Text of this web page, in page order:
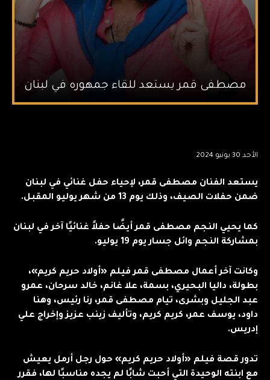
مصطفى قمر يستعد للقاء جمهوره في لبنان
الأحد 30 يونيو 2024
يستعد الفنان مصطفى قمر، لإحياء حفل غنائي في لبنان
ضمن حفلات الصيف، وذلك يوم 13 من شهر يوليو المقبل.
كما يحيي النجم مصطفى قمر أيضًا حفلاً غنائيًا آخر في لبنان
بمشاركة النجم وائل جسار يوم 19 يوليو.
وكانت آخر أعمال مصطفى قمر فيلم «أولاد حريم كريم»،
بطولة، داليا البحيري، بسمة، علا غانم، خالد سرحان، عمرو
عبد الجليل وبشرى، تيام مصطفى قمر، رنا رئيس، وهنا
داود، يوسف عمر، كريم كريم، وتأليف زينب عزيز وإخراج علي
إدريس.
تدور قصة فيلم «أولاد حريم كريم» حول رجل أرمل يعيش
مع ابنته الوحيدة التي أحبت شابًا لم يجده مناسبًا لها، فقرر